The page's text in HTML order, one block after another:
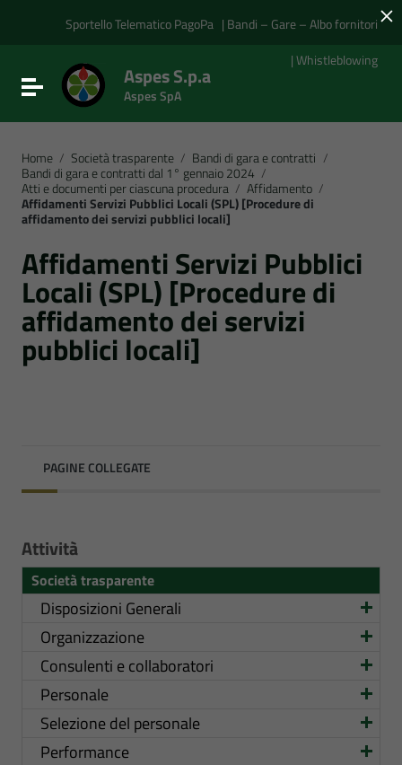
Vai al menu di navigazione
Sportello Telematico PagoPa | Bandi – Gare – Albo fornitori
| Whistleblowing
Attiva / disattiva la navigazione
Aspes S.p.a
Aspes SpA
Home / Società trasparente / Bandi di gara e contratti /
Bandi di gara e contratti dal 1° gennaio 2024 /
Atti e documenti per ciascuna procedura / Affidamento /
Affidamenti Servizi Pubblici Locali (SPL) [Procedure di
affidamento dei servizi pubblici locali]
Affidamenti Servizi Pubblici
Locali (SPL) [Procedure di
affidamento dei servizi
pubblici locali]
PAGINE COLLEGATE
Attività
Società trasparente
Disposizioni Generali
Organizzazione
Consulenti e collaboratori
Personale
Selezione del personale
Performance
×